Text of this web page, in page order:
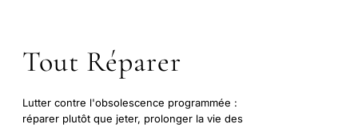
Tout Réparer
Lutter contre l'obsolescence programmée :
réparer plutôt que jeter, prolonger la vie des